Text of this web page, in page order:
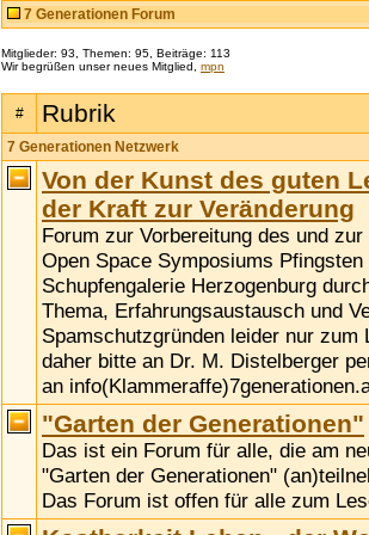
7 Generationen Forum
Mitglieder: 93, Themen: 95, Beiträge: 113
Wir begrüßen unser neues Mitglied, mpn
# Rubrik
7 Generationen Netzwerk
Von der Kunst des guten
der Kraft zur Veränderung
Forum zur Vorbereitung des und
Open Space Symposiums Pfingsten
Schupfengalerie Herzogenburg
Thema, Erfahrungsaustausch und
Spamschutzgründen leider nur zum
daher bitte an Dr. M. Distelberger
an
"Garten der Generationen"
Das ist ein Forum für alle, die am
"Garten der Generationen"
Das Forum ist offen für alle zum